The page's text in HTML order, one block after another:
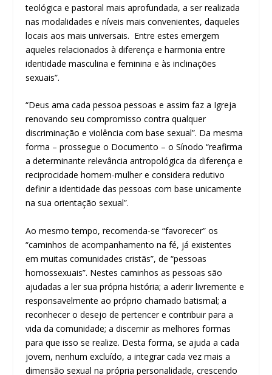
teológica e pastoral mais aprofundada, a ser realizada
nas modalidades e níveis mais convenientes, daqueles
locais aos mais universais. Entre estes emergem
aqueles relacionados à diferença e harmonia entre
identidade masculina e feminina e às inclinações
sexuais”.
“Deus ama cada pessoa pessoas e assim faz a Igreja
renovando seu compromisso contra qualquer
discriminação e violência com base sexual”. Da mesma
forma – prossegue o Documento – o Sínodo “reafirma
a determinante relevância antropológica da diferença e
reciprocidade homem-mulher e considera redutivo
definir a identidade das pessoas com base unicamente
na sua orientação sexual”.
Ao mesmo tempo, recomenda-se “favorecer” os
“caminhos de acompanhamento na fé, já existentes
em muitas comunidades cristãs”, de “pessoas
homossexuais”. Nestes caminhos as pessoas são
ajudadas a ler sua própria história; a aderir livremente e
responsavelmente ao próprio chamado batismal; a
reconhecer o desejo de pertencer e contribuir para a
vida da comunidade; a discernir as melhores formas
para que isso se realize. Desta forma, se ajuda a cada
jovem, nenhum excluído, a integrar cada vez mais a
dimensão sexual na própria personalidade, crescendo